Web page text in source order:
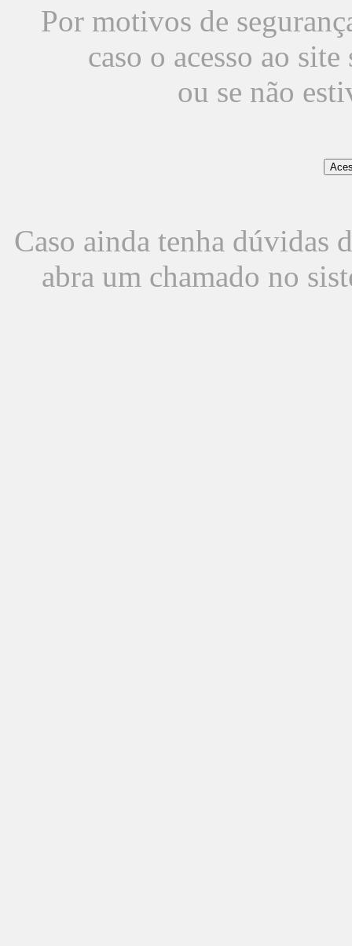
Por motivos de
caso o acesso ao
ou se não
Caso ainda tenha dúvidas
abra um chamado no